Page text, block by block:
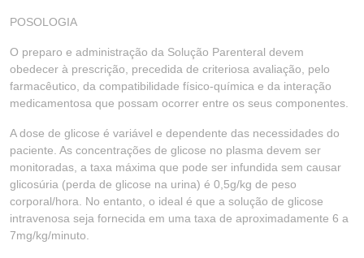
POSOLOGIA
O preparo e administração da Solução Parenteral devem
obedecer à prescrição, precedida de criteriosa avaliação, pelo
farmacêutico, da compatibilidade físico-química e da interação
medicamentosa que possam ocorrer entre os seus componentes.
A dose de glicose é variável e dependente das necessidades do
paciente. As concentrações de glicose no plasma devem ser
monitoradas, a taxa máxima que pode ser infundida sem causar
glicosúria (perda de glicose na urina) é 0,5g/kg de peso
corporal/hora. No entanto, o ideal é que a solução de glicose
intravenosa seja fornecida em uma taxa de aproximadamente 6 a
7mg/kg/minuto.